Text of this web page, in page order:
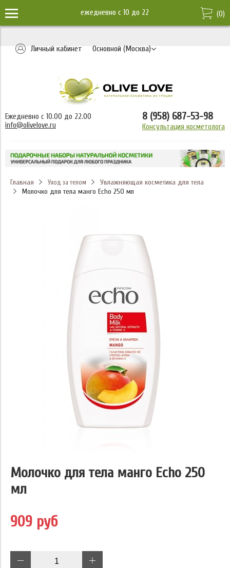
ежедневно c 10 до 22 (0)
Личный кабинет Основной (Москва)
Ежедневно с 10.00 до 22.00
info@olivelove.ru
8 (958) 687-53-98
Консультация косметолога
Главная Уход за телом
Увлажняющая косметика для тела
Молочко для тела манго Echo 250 мл
Молочко для тела манго Echo 250
мл
909 руб